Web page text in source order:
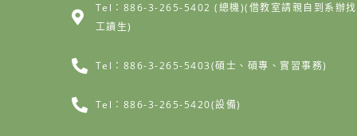
Tel：886-3-265-5402 (總機)(借教室請親自到系辦找
工讀生)
Tel：886-3-265-5403(碩士、碩專、實習事務)
Tel：886-3-265-5420(設備)